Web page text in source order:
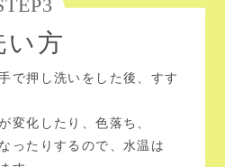
い方
で押し洗いをした後、すす
変化したり、色落ち、
ったりするので、水温は